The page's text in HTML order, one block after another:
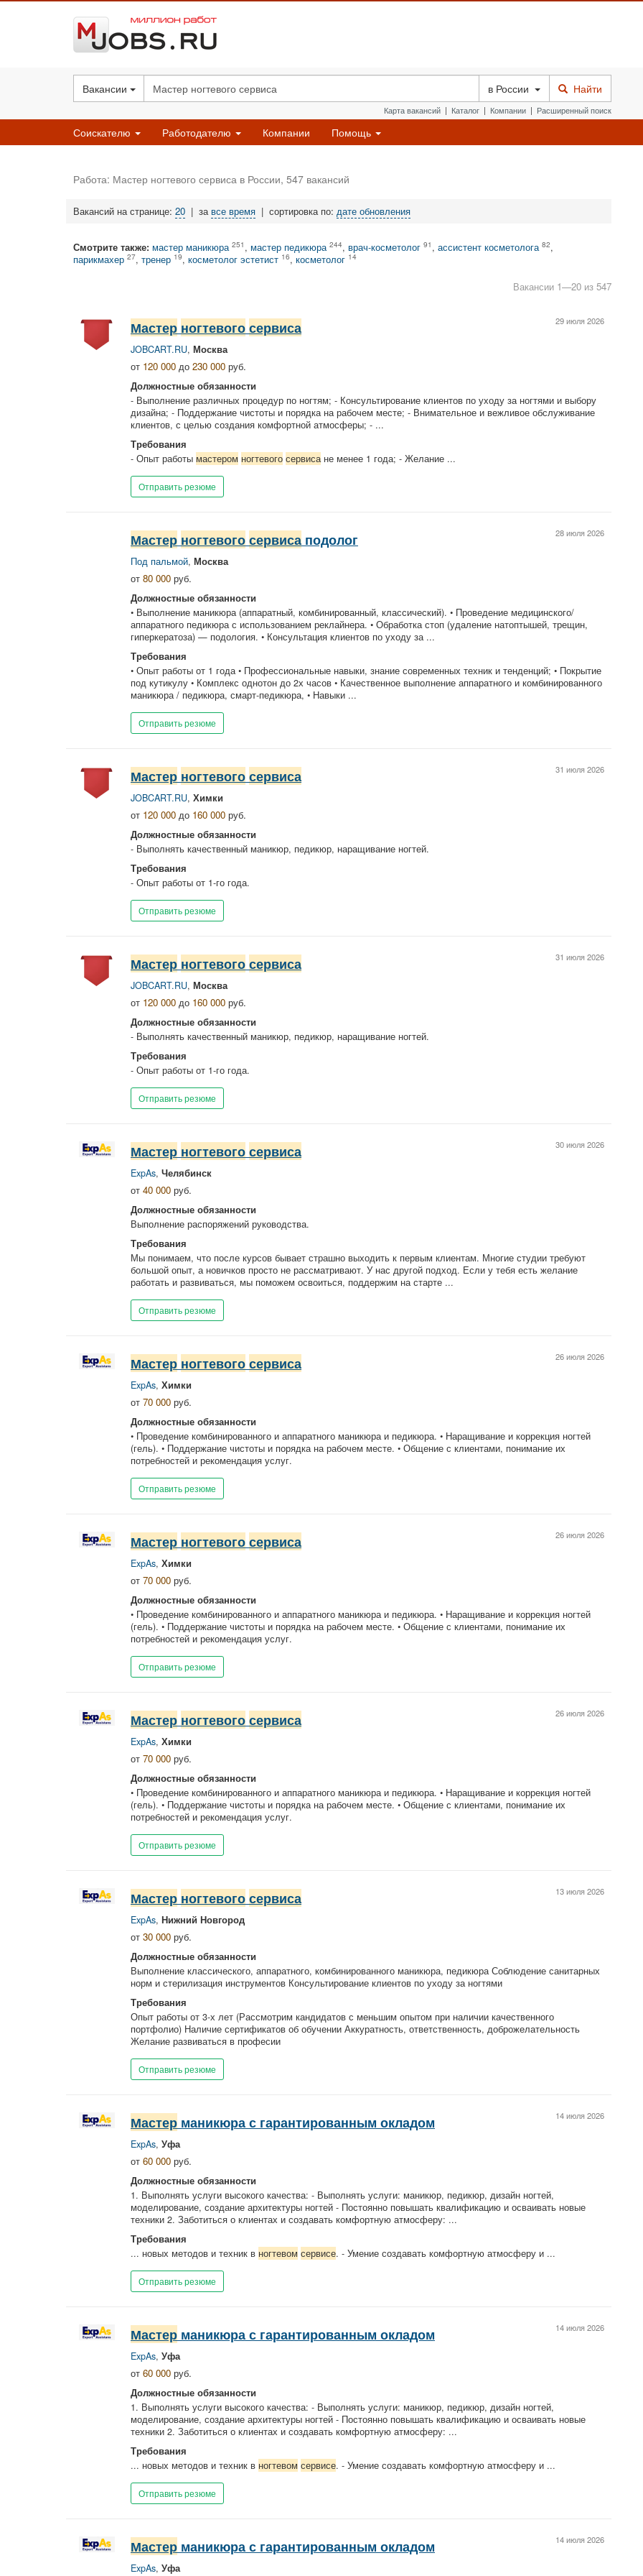
Вакансии в России Найти
Карта вакансий | Каталог | Компании | Расширенный поиск
Соискателю Работодателю Компании Помощь
Работа: Мастер ногтевого сервиса в России, 547 вакансий
Вакансий на странице: 20 | за все время | сортировка по: дате обновления
Смотрите также: мастер маникюра 251 , мастер педикюра 244, врач-косметолог 91 , ассистент косметолога 82,
парикмахер 27, тренер 19, косметолог эстетист 16, косметолог 14
Вакансии 1—20 из 547
29 июля 2026
Мастер ногтевого сервиса
JOBCART.RU, Москва
от 120 000 до 230 000 руб.
Должностные обязанности
- Выполнение различных процедур по ногтям; - Консультирование клиентов по уходу за ногтями и выбору
дизайна; - Поддержание чистоты и порядка на рабочем месте; - Внимательное и вежливое обслуживание
клиентов, с целью создания комфортной атмосферы; - ...
Требования
- Опыт работы мастером ногтевого сервисане менее 1 года; - Желание ...
Отправить резюме
28 июля 2026
Мастер ногтевого сервиса подолог
Под пальмой, Москва
от 80 000 руб.
Должностные обязанности
• Выполнение маникюра (аппаратный, комбинированный, классический). • Проведение медицинского/
аппаратного педикюра с использованием реклайнера. • Обработка стоп (удаление натоптышей, трещин,
гиперкератоза) — подология. • Консультация клиентов по уходу за ...
Требования
• Опыт работы от 1 года • Профессиональные навыки, знание современных техник и тенденций; • Покрытие
под кутикулу • Комплекс однотон до 2х часов • Качественное выполнение аппаратного и комбинированного
маникюра / педикюра, смарт-педикюра, • Навыки ...
Отправить резюме
31 июля 2026
Мастер ногтевого сервиса
JOBCART.RU, Химки
от 120 000 до 160 000 руб.
Должностные обязанности
- Выполнять качественный маникюр, педикюр, наращивание ногтей.
Требования
- Опыт работы от 1-го года.
Отправить резюме
31 июля 2026
Мастер ногтевого сервиса
JOBCART.RU, Москва
от 120 000 до 160 000 руб.
Должностные обязанности
- Выполнять качественный маникюр, педикюр, наращивание ногтей.
Требования
- Опыт работы от 1-го года.
Отправить резюме
30 июля 2026
Мастер ногтевого сервиса
ExpAs, Челябинск
от 40 000 руб.
Должностные обязанности
Выполнение распоряжений руководства.
Требования
Мы понимаем, что после курсов бывает страшно выходить к первым клиентам. Многие студии требуют
большой опыт, а новичков просто не рассматривают. У нас другой подход. Если у тебя есть желание
работать и развиваться, мы поможем освоиться, поддержим на старте ...
Отправить резюме
26 июля 2026
Мастер ногтевого сервиса
ExpAs, Химки
от 70 000 руб.
Должностные обязанности
• Проведение комбинированного и аппаратного маникюра и педикюра. • Наращивание и коррекция ногтей
(гель). • Поддержание чистоты и порядка на рабочем месте. • Общение с клиентами, понимание их
потребностей и рекомендация услуг.
Отправить резюме
26 июля 2026
Мастер ногтевого сервиса
ExpAs, Химки
от 70 000 руб.
Должностные обязанности
• Проведение комбинированного и аппаратного маникюра и педикюра. • Наращивание и коррекция ногтей
(гель). • Поддержание чистоты и порядка на рабочем месте. • Общение с клиентами, понимание их
потребностей и рекомендация услуг.
Отправить резюме
26 июля 2026
Мастер ногтевого сервиса
ExpAs, Химки
от 70 000 руб.
Должностные обязанности
• Проведение комбинированного и аппаратного маникюра и педикюра. • Наращивание и коррекция ногтей
(гель). • Поддержание чистоты и порядка на рабочем месте. • Общение с клиентами, понимание их
потребностей и рекомендация услуг.
Отправить резюме
13 июля 2026
Мастер ногтевого сервиса
ExpAs, Нижний Новгород
от 30 000 руб.
Должностные обязанности
Выполнение классического, аппаратного, комбинированного маникюра, педикюра Соблюдение санитарных
норм и стерилизация инструментов Консультирование клиентов по уходу за ногтями
Требования
Опыт работы от 3-х лет (Рассмотрим кандидатов с меньшим опытом при наличии качественного
портфолио) Наличие сертификатов об обучении Аккуратность, ответственность, доброжелательность
Желание развиваться в професии
Отправить резюме
14 июля 2026
Мастер маникюра с гарантированным окладом
ExpAs, Уфа
от 60 000 руб.
Должностные обязанности
1. Выполнять услуги высокого качества: - Выполнять услуги: маникюр, педикюр, дизайн ногтей,
моделирование, создание архитектуры ногтей - Постоянно повышать квалификацию и осваивать новые
техники 2. Заботиться о клиентах и создавать комфортную атмосферу: ...
Требования
... новых методов и техник в ногтевом сервисе. - Умение создавать комфортную атмосферу и ...
Отправить резюме
14 июля 2026
Мастер маникюра с гарантированным окладом
ExpAs, Уфа
от 60 000 руб.
Должностные обязанности
1. Выполнять услуги высокого качества: - Выполнять услуги: маникюр, педикюр, дизайн ногтей,
моделирование, создание архитектуры ногтей - Постоянно повышать квалификацию и осваивать новые
техники 2. Заботиться о клиентах и создавать комфортную атмосферу: ...
Требования
... новых методов и техник в ногтевом сервисе. - Умение создавать комфортную атмосферу и ...
Отправить резюме
14 июля 2026
Мастер маникюра с гарантированным окладом
ExpAs, Уфа